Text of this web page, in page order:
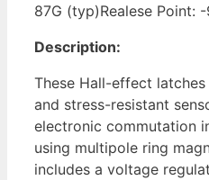
87G (typ)Realese Point:
Description:
These Hall-effect
and stress-resistant
electronic commutation
using multipole ring
includes a voltage